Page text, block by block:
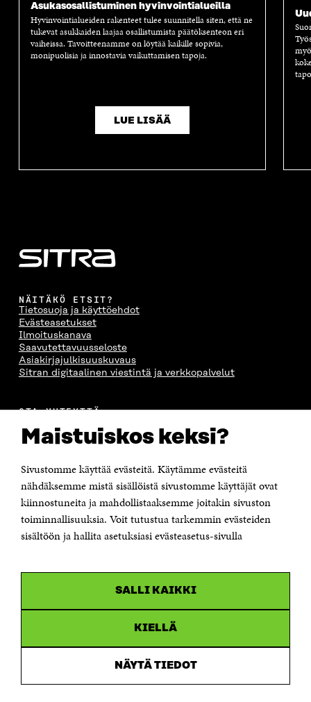
Maistuiskos keksi?
Sivustomme käyttää evästeitä. Käytämme evästeitä
nähdäksemme mistä sisällöistä sivustomme käyttäjät ovat
kiinnostuneita ja mahdollistaaksemme joitakin sivuston
toiminnallisuuksia. Voit tutustua tarkemmin evästeiden
sisältöön ja hallita asetuksiasi evästeasetus-sivulla
SALLI KAIKKI
KIELLÄ
NÄYTÄ TIEDOT
Asukasosallistuminen hyvinvointialueilla
Hyvinvointialueiden rakenteet tulee suunnitella siten, että ne
tukevat asukkaiden laajaa osallistumista päätöksenteon eri
vaiheissa. Tavoitteenamme on löytää kaikille sopivia,
monipuolisia ja innostavia vaikuttamisen tapoja.
LUE LISÄÄ
NÄITÄKÖ ETSIT?
Tietosuoja ja käyttöehdot
Evästeasetukset
Ilmoituskanava
Saavutettavuusseloste
Asiakirjajulkisuuskuvaus
Sitran digitaalinen viestintä ja verkkopalvelut
OTA YHTEYTTÄ
Itämerenkatu 11-13, PL 160,
00181 Helsinki
Puhelin +358 294 618 991
Sähköpostiosoite
Saapumisohjeet
Y-tunnus 0202132-3
uudessa
ikkunassaInstagram